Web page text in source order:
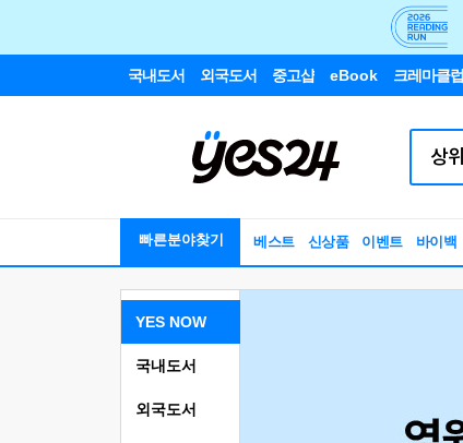
국내도서 외국도서 중고샵 eBook 크레마클럽
빠른분야찾기 베스트 신상품 이벤트 바이백
YES NOW
국내도서
외국도서